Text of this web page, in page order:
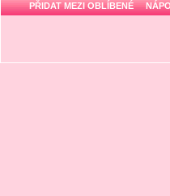
PŘIDAT MEZI OBLÍBENÉ